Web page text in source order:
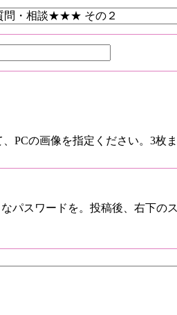
PCの画像を指定ください。3枚
なパスワードを。投稿後、右下の